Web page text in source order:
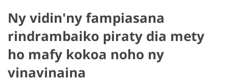
Ny vidin'ny fampiasana
rindrambaiko piraty dia mety
ho mafy kokoa noho ny
vinavinaina